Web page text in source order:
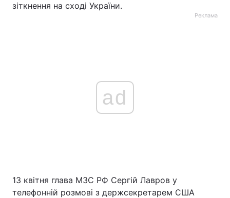
зіткнення на сході України.
Реклама
ad
13 квітня глава МЗС РФ Сергій Лавров у
телефонній розмові з держсекретарем США